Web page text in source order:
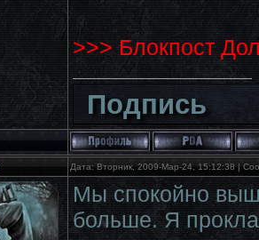
>>> Блокпост
Подпись
Дата: Вторник, 2009-Мар-24, 15:12:38 |
Мы спокойно
больше. Я